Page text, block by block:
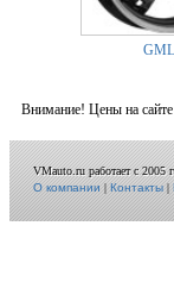
GML
Внимание! Цены на
VMauto.ru работает с 2005
О компании|Контакты|